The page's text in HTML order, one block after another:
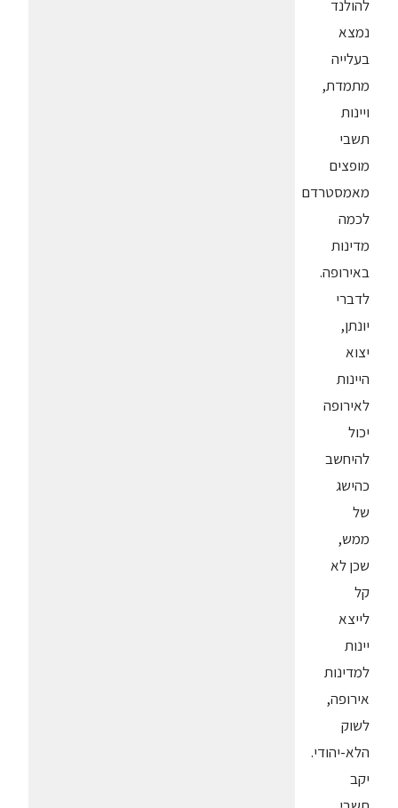
להולנד
נמצא
בעלייה
מתמדת,
ויינות
תשבי
מופצים
מאמסטרדם
לכמה
מדינות
באירופה.
לדברי
יונתן,
יצוא
היינות
לאירופה
יכול
להיחשב
כהישג
של
ממש,
שכן לא
קל
לייצא
יינות
למדינות
אירופה,
לשוק
הלא-יהודי.
יקב